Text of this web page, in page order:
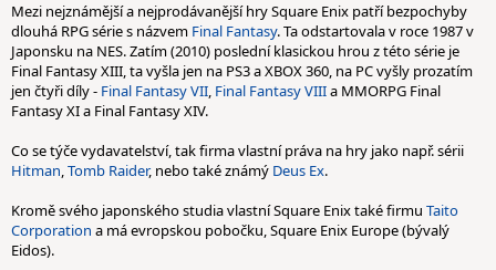
Mezi nejznámější a nejprodávanější hry Square Enix patří bezpochyby
dlouhá RPG série s názvem Final Fantasy. Ta odstartovala v roce 1987 v
Japonsku na NES. Zatím (2010) poslední klasickou hrou z této série je
Final Fantasy XIII, ta vyšla jen na PS3 a XBOX 360, na PC vyšly prozatím
jen čtyři díly - Final Fantasy VII, Final Fantasy VIIIa MMORPG Final
Fantasy XI a Final Fantasy XIV.
Co se týče vydavatelství, tak firma vlastní práva na hry jako např. sérii
Hitman,Tomb Raider, nebo také známý Deus Ex.
Kromě svého japonského studia vlastní Square Enix také firmu Taito
Corporation a má evropskou pobočku, Square Enix Europe (bývalý
Eidos).